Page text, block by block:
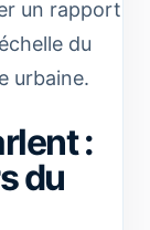
un rapport
du
urbaine.
:
du